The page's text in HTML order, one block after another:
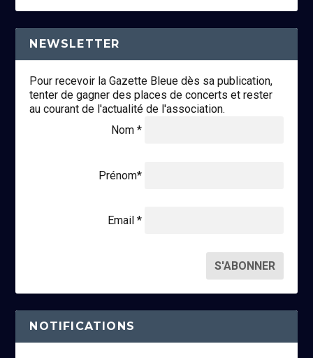
NEWSLETTER
Pour recevoir la Gazette Bleue dès sa publication,
tenter de gagner des places de concerts et rester
au courant de l'actualité de l'association.
Nom *
Prénom*
Email *
NOTIFICATIONS